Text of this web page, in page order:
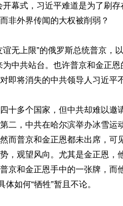
幕式，习近平难道是为了刷
非外界传闻的大权被削弱？
无上限”的俄罗斯总统普京，
中共站台。也许普京和金正恩
即将消失的中共领导人习近平
十多个国家，但中共却难以邀
二，中共在哈尔滨举办冰雪运
而普京和金正恩都未出席，可
，观望风向。尤其是金正恩，
京和金正恩手中的一张牌，而
如何“牺牲”暂且不论。